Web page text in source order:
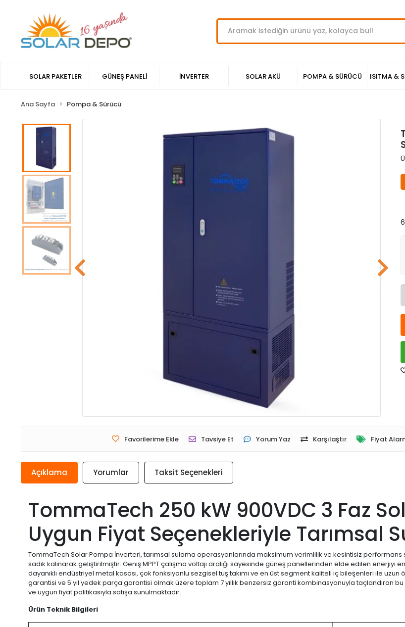
SOLAR PAKETLER GÜNEŞ PANELİ İNVERTER SOLAR AKÜ POMPA & SÜRÜCÜ ISITMA &
Ana Sayfa Pompa & Sürücü
Favorilerime Ekle Tavsiye Et Yorum Yaz Karşılaştır Fiyat
Açıklama Yorumlar Taksit Seçenekleri
TommaTech 250 kW 900VDC 3 Faz
Uygun Fiyat Seçenekleriyle Tarımsal
TommaTech Solar Pompa İnverteri, tarımsal sulama operasyonlarında maksimum verimlilik ve kesintisiz
sadık kalınarak geliştirilmiştir. Geniş MPPT çalışma voltajı aralığı sayesinde güneş panellerinden elde edilen
dayanıklı endüstriyel metal kasası, çok fonksiyonlu sezgisel tuş takımı ve en üst segment kaliteli iç bileşenleri ile
garantisi ve 5 yıl yedek parça garantisi olmak üzere toplam 7 yıllık benzersiz garanti kombinasyonuyla taçlandıran
ve uygun fiyat politikasıyla satışa sunulmaktadır.
Ürün Teknik Bilgileri